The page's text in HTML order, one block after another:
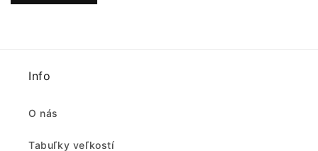
Info
O nás
Tabuľky veľkostí